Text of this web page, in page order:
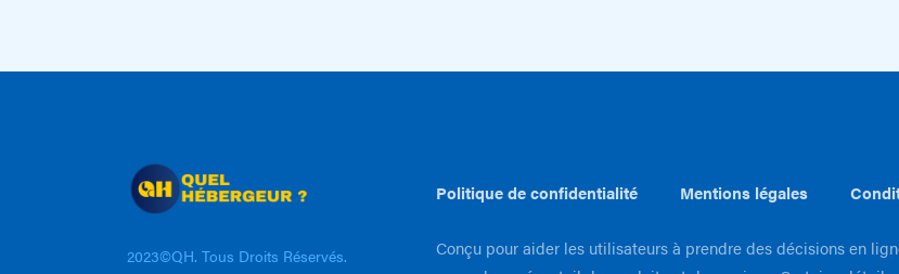
2023©QH. Tous Droits Réservés.
Politique de confidentialité Mentions légales
Conçu pour aider les utilisateurs à prendre des décisions en